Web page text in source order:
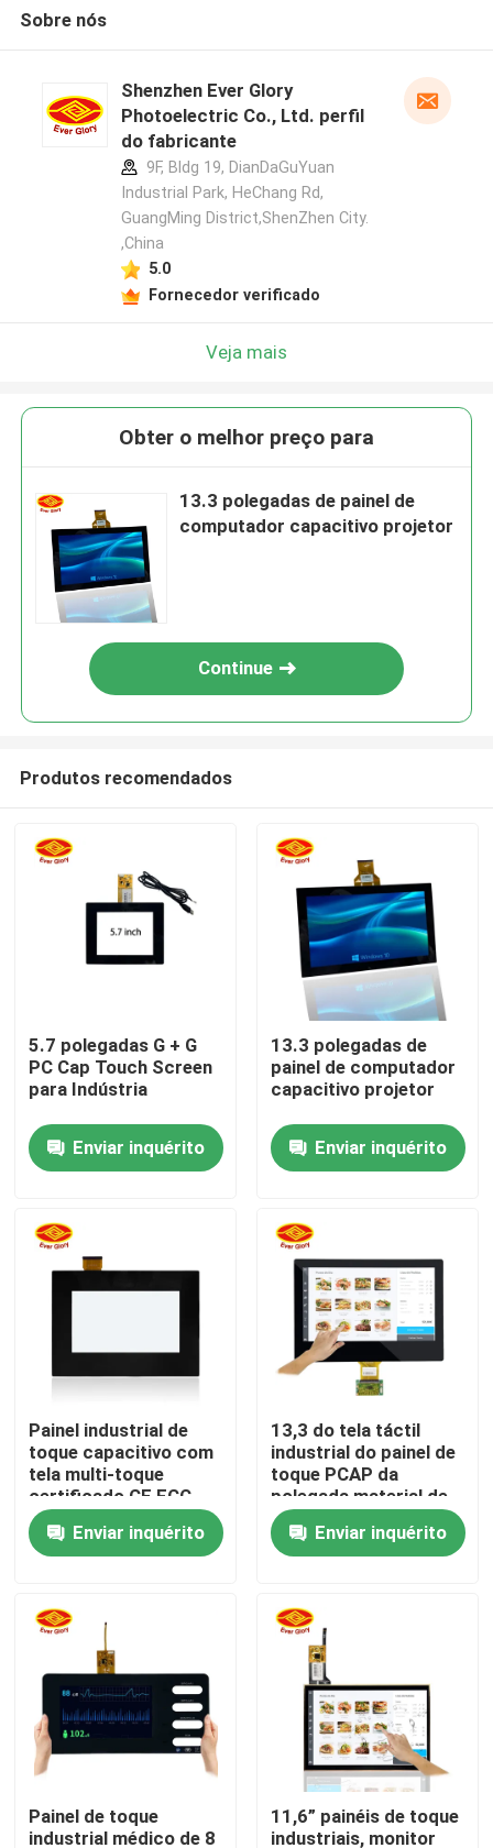
Produtos
Vídeos
Quem Somos
Fábrica
Controle de Qualidade
Fale Conosco
notícias
Pedir um orçamento
Painel de exposição do toque
Sobre nós
Shenzhen Ever Glory
Photoelectric Co., Ltd. perfil
do fabricante
9F, Bldg 19, DianDaGuYuan
Industrial Park, HeChang Rd,
GuangMing District,ShenZhen City.
,China
5.0
Fornecedor verificado
Veja mais
Obter o melhor preço para
13.3 polegadas de painel de
computador capacitivo projetor
Continue
Produtos recomendados
5.7 polegadas G + G
PC Cap Touch Screen
para Indústria
Enviar inquérito
13.3 polegadas de
painel de computador
capacitivo projetor
Enviar inquérito
Painel industrial de
toque capacitivo com
tela multi-toque
certificado CE FCC
RoHS
Enviar inquérito
13,3 do tela táctil
industrial do painel de
toque PCAP da
polegada material de
vidro moderado
transparente
Enviar inquérito
Painel de toque
industrial médico de 8
11,6” painéis de toque
industriais, monitor